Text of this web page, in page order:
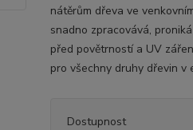
nátěrům dřeva ve
snadno zpracovává,
před povětrností a UV
pro všechny druhy dřevin v
Dostupnost